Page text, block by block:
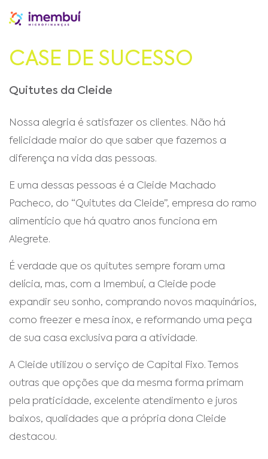
CASE DE SUCESSO
Quitutes da Cleide
Nossa alegria é satisfazer os clientes. Não há
felicidade maior do que saber que fazemos a
diferença na vida das pessoas.
E uma dessas pessoas é a Cleide Machado
Pacheco, do “Quitutes da Cleide”, empresa do ramo
alimentício que há quatro anos funciona em
Alegrete.
É verdade que os quitutes sempre foram uma
delícia, mas, com a Imembuí, a Cleide pode
expandir seu sonho, comprando novos maquinários,
como freezer e mesa inox, e reformando uma peça
de sua casa exclusiva para a atividade.
A Cleide utilizou o serviço de Capital Fixo. Temos
outras que opções que da mesma forma primam
pela praticidade, excelente atendimento e juros
baixos, qualidades que a própria dona Cleide
destacou.